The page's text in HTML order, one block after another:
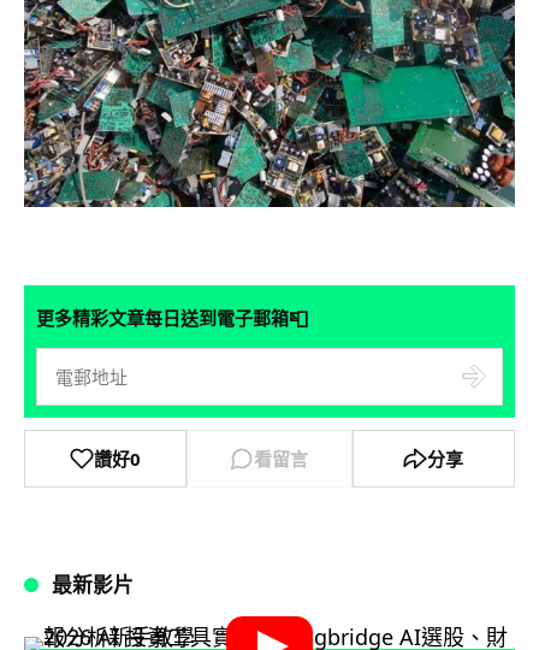
更多精彩文章每日送到電子郵箱📮
讚好0 看留言 分享
最新影片